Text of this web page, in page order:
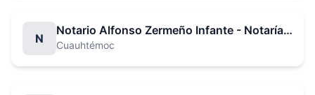
N
Notario Alfonso Zermeño Infante - Notaría No. 5
Cuauhtémoc